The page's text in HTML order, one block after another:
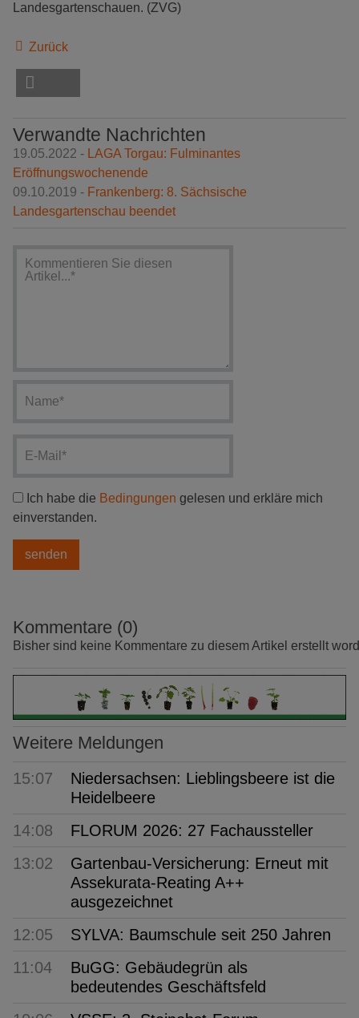
Landesgartenschauen. (ZVG)
Zurück
Verwandte Nachrichten
19.05.2022 - LAGA Torgau: Fulminantes
Eröffnungswochenende
09.10.2019 - Frankenberg: 8. Sächsische
Landesgartenschau beendet
Ich habe die Bedingungen gelesen und erkläre mich
einverstanden.
Kommentare (0)
Bisher sind keine Kommentare zu diesem Artikel erstellt
Weitere Meldungen
15:07
Niedersachsen: Lieblingsbeere ist die
Heidelbeere
14:08
FLORUM 2026: 27 Fachaussteller
13:02
Gartenbau-Versicherung: Erneut mit
Assekurata-Reating A++
ausgezeichnet
12:05
SYLVA: Baumschule seit 250 Jahren
11:04
BuGG: Gebäudegrün als
bedeutendes Geschäftsfeld